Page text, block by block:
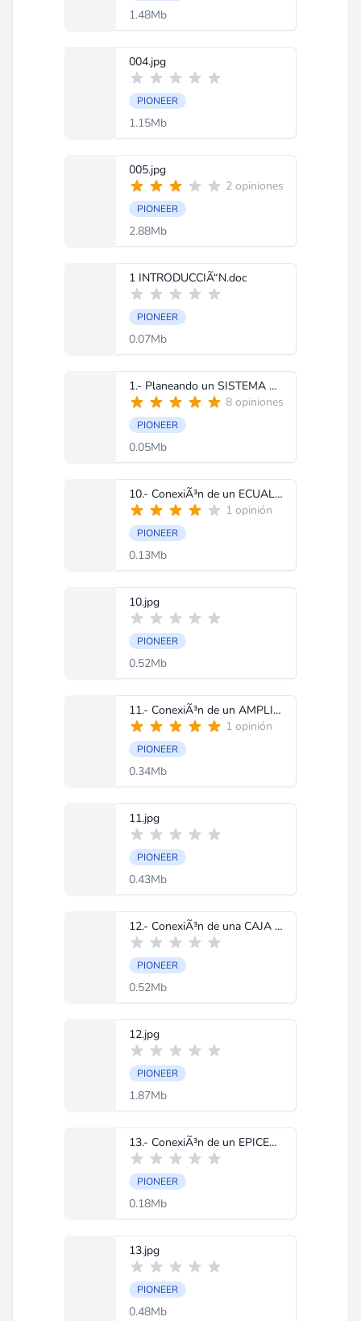
1.48Mb
004.jpg
PIONEER
1.15Mb
005.jpg
2 opiniones
PIONEER
2.88Mb
1 INTRODUCCIÃ“N.doc
PIONEER
0.07Mb
1.- Planeando un SISTEMA de CAR AUDIO.doc
8 opiniones
PIONEER
0.05Mb
10.- ConexiÃ³n de un ECUALIZADOR.doc
1 opinión
PIONEER
0.13Mb
10.jpg
PIONEER
0.52Mb
11.- ConexiÃ³n de un AMPLIFICADOR.doc
1 opinión
PIONEER
0.34Mb
11.jpg
PIONEER
0.43Mb
12.- ConexiÃ³n de una CAJA DE DISCOS.doc
PIONEER
0.52Mb
12.jpg
PIONEER
1.87Mb
13.- ConexiÃ³n de un EPICENTRO.doc
PIONEER
0.18Mb
13.jpg
PIONEER
0.48Mb